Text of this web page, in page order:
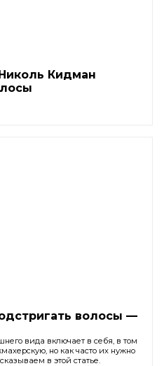
Кидман
волосы —
вида включает в себя, в том
но как часто их нужно
в этой статье.